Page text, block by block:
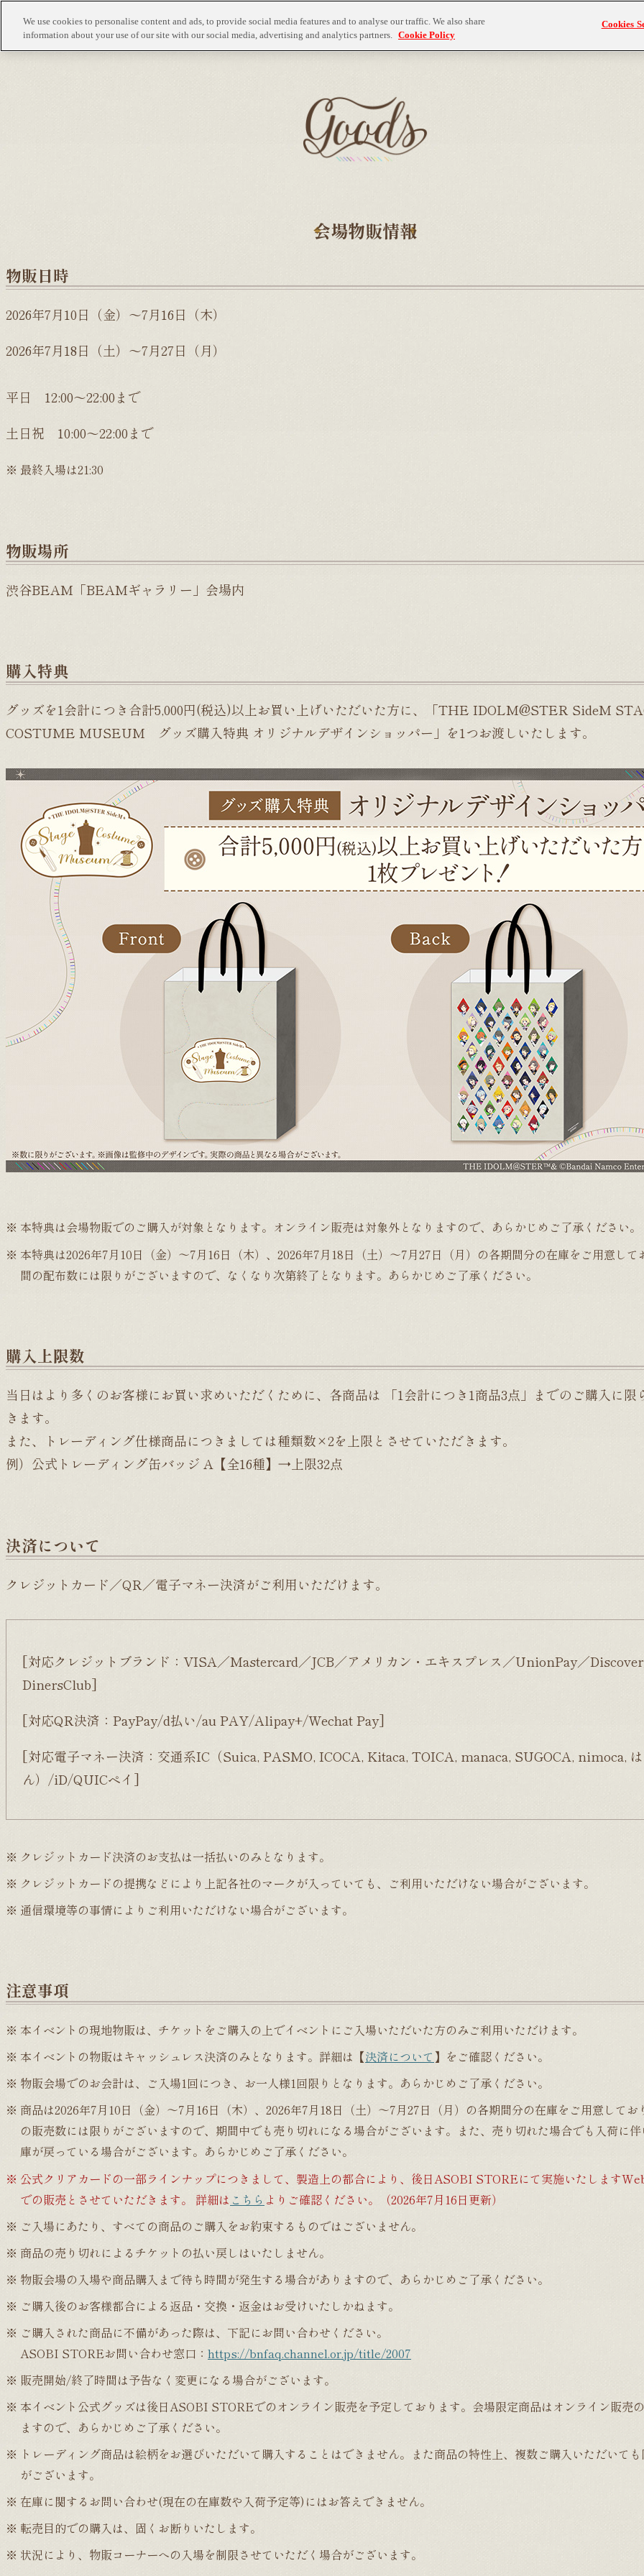
会場物販情報
物販日時
2026年7月10日（金）～7月16日（木）
2026年7月18日（土）～7月27日（月）
平日 12:00～22:00まで
土日祝 10:00～22:00まで
最終入場は21:30
物販場所
渋谷BEAM「BEAMギャラリー」会場内
購入特典
グッズを1会計につき合計5,000円(税込)以上お買い上げいただいた方に、「THE IDOLM@STER SideM
COSTUME MUSEUM グッズ購入特典 オリジナルデザインショッパー」を1つお渡しいたします。
本特典は会場物販でのご購入が対象となります。オンライン販売は対象外となりますので、あらかじめご了承ください。
本特典は2026年7月10日（金）～7月16日（木）、2026年7月18日（土）～7月27日（月）の各期間分の在庫をご用意して
間の配布数には限りがございますので、なくなり次第終了となります。あらかじめご了承ください。
購入上限数
当日はより多くのお客様にお買い求めいただくために、各商品は 「1会計につき1商品3点」までのご購入に限
きます。
また、トレーディング仕様商品につきましては種類数×2を上限とさせていただきます。
例）公式トレーディング缶バッジ A【全16種】→上限32点
決済について
クレジットカード／QR／電子マネー決済がご利用いただけます。
[対応クレジットブランド：VISA／Mastercard／JCB／アメリカン・エキスプレス／UnionPay／
DinersClub]
[対応QR決済：PayPay/d払い/au PAY/Alipay+/Wechat Pay]
[対応電子マネー決済：交通系IC（Suica, PASMO, ICOCA, Kitaca, TOICA, manaca, SUGOCA, nimoca,
ん）/iD/QUICペイ]
クレジットカード決済のお支払は一括払いのみとなります。
クレジットカードの提携などにより上記各社のマークが入っていても、ご利用いただけない場合がございます。
通信環境等の事情によりご利用いただけない場合がございます。
注意事項
本イベントの現地物販は、チケットをご購入の上でイベントにご入場いただいた方のみご利用いただけます。
本イベントの物販はキャッシュレス決済のみとなります。詳細は【決済について 】をご確認ください。
物販会場でのお会計は、ご入場1回につき、お一人様1回限りとなります。あらかじめご了承ください。
商品は2026年7月10日（金）～7月16日（木）、2026年7月18日（土）～7月27日（月）の各期間分の在庫をご用意してお
の販売数には限りがございますので、期間中でも売り切れになる場合がございます。また、売り切れた場合でも入荷に
庫が戻っている場合がございます。あらかじめご了承ください。
公式クリアカードの一部ラインナップにつきまして、製造上の都合により、後日ASOBI STOREにて実施いたします
での販売とさせていただきます。 詳細は こちら よりご確認ください。（2026年7月16日更新）
ご入場にあたり、すべての商品のご購入をお約束するものではございません。
商品の売り切れによるチケットの払い戻しはいたしません。
物販会場の入場や商品購入まで待ち時間が発生する場合がありますので、あらかじめご了承ください。
ご購入後のお客様都合による返品・交換・返金はお受けいたしかねます。
ご購入された商品に不備があった際は、下記にお問い合わせください。
ASOBI STOREお問い合わせ窓口：https://bnfaq.channel.or.jp/title/2007
販売開始/終了時間は予告なく変更になる場合がございます。
本イベント公式グッズは後日ASOBI STOREでのオンライン販売を予定しております。会場限定商品はオンライン販売
ますので、あらかじめご了承ください。
トレーディング商品は絵柄をお選びいただいて購入することはできません。また商品の特性上、複数ご購入いただいて
がございます。
在庫に関するお問い合わせ(現在の在庫数や入荷予定等)にはお答えできません。
転売目的での購入は、固くお断りいたします。
状況により、物販コーナーへの入場を制限させていただく場合がございます。
We use cookies to personalise content and ads, to provide social media features and to analyse our traffic. We also share
information about your use of our site with our social media, advertising and analytics partners. Cookie Policy
Cookies